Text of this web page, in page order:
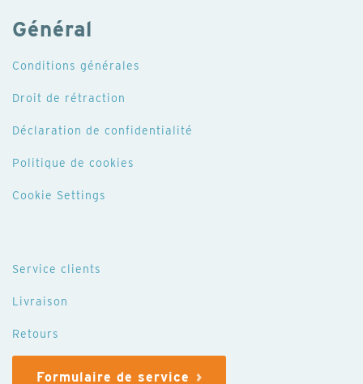
Général
Conditions générales
Droit de rétraction
Déclaration de confidentialité
Politique de cookies
Cookie Settings
Service clients
Livraison
Retours
Formulaire de service